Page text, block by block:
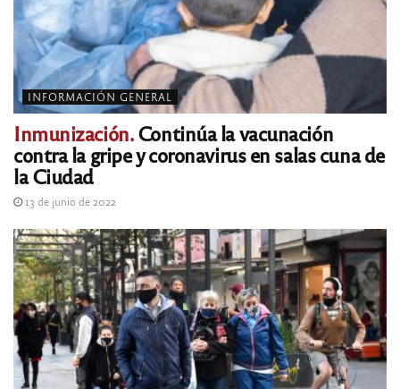
INFORMACIÓN GENERAL
Inmunización.Continúa la vacunación
contra la gripe y coronavirus en salas cuna de
la Ciudad
13 de junio de 2022